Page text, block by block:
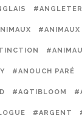
#ANIMAUX
#ANOUCH PARÉ
#AQTIBLOOM
#ARGENT